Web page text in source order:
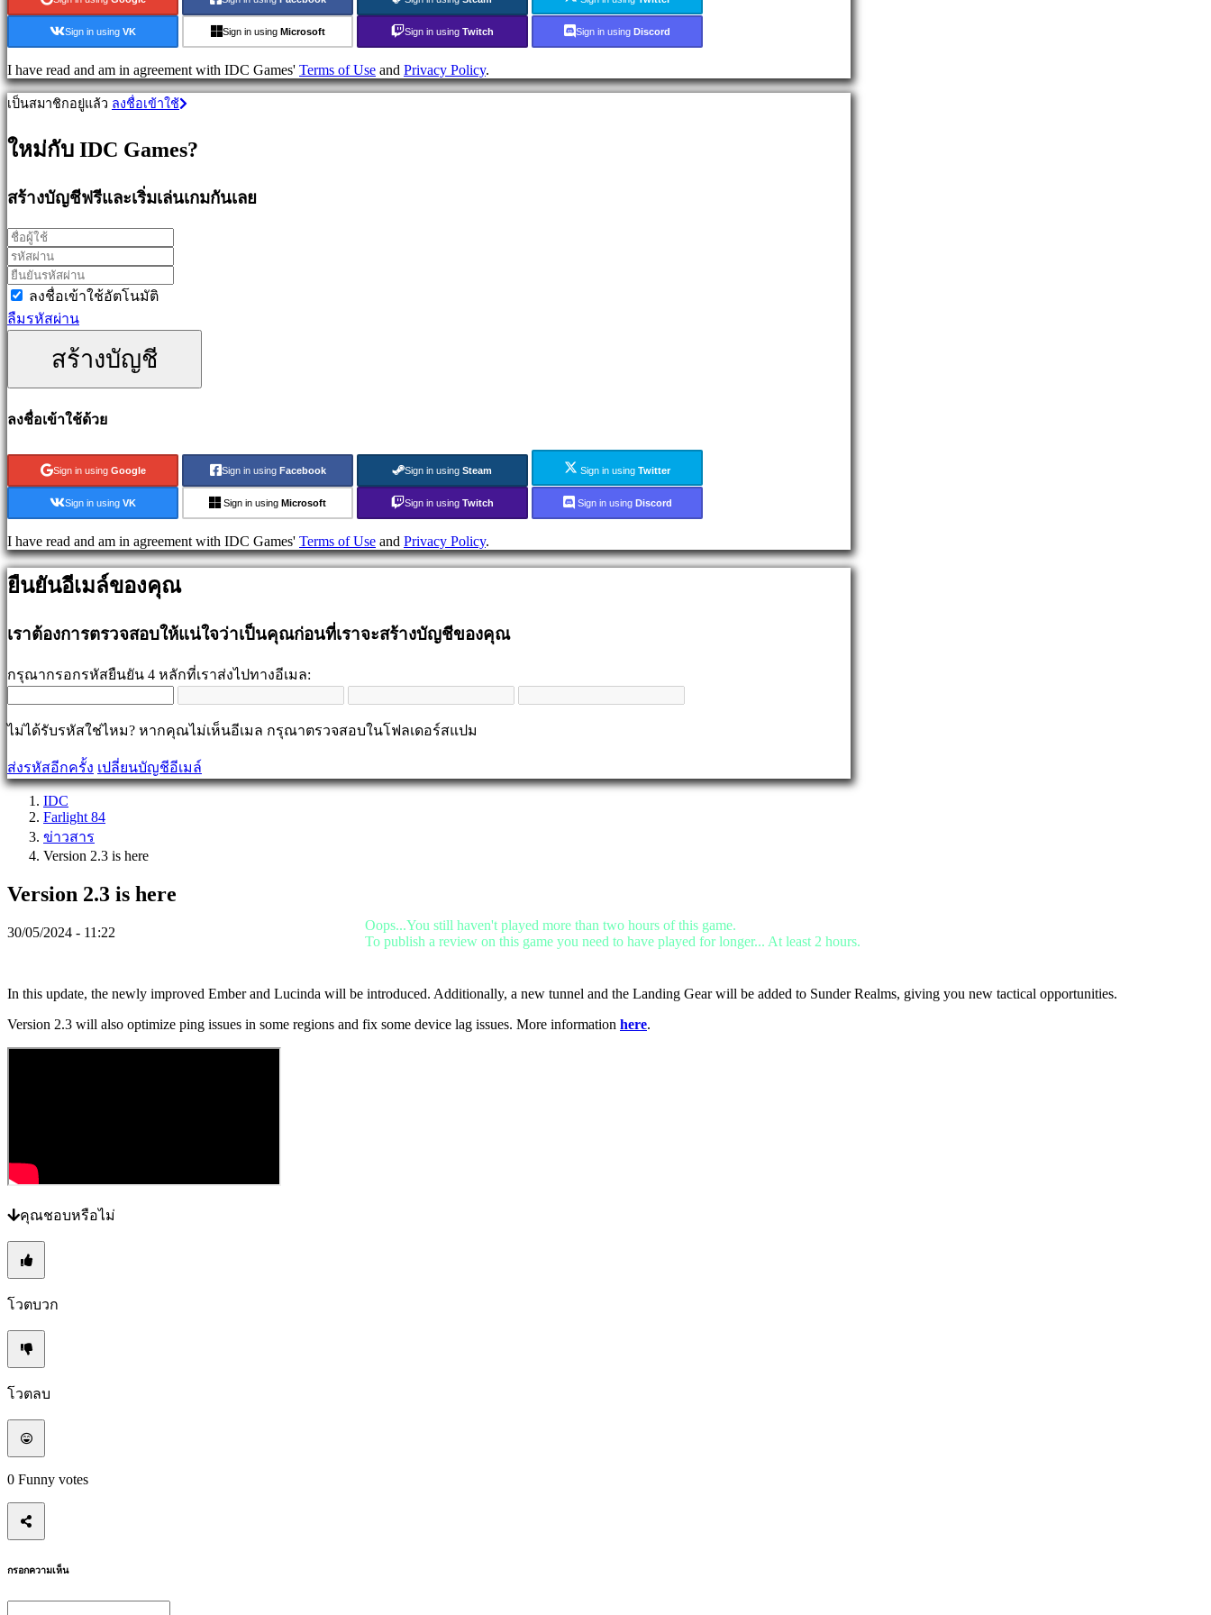
วางแผน
เกม
ผจญ
ภัย
เกม
เกม
เกม
กีฬา
เกม
ยิง
Racing
Casual
games
Indie
Simulation
games
Puzzle
Fighting
games
เด
โม่
ชุมชน
รายการ
เกม
ข่าวสาร
มีเดีย
ฟ
อรั่ม
IDC
Gifts
IDC
Plays
ช่วย
เหลือ
FAQ
ลง
ทะเบียน
รหัส
ผ่าน
เปลี่ยน
ภาษา
AR
BS
DA
EL
ES
IT
JA
NL
PL
RO
Sign in using VK Sign in using Microsoft Sign in using Twitch Sign in using Discord
I have read and am in agreement with IDC Games' Terms of Use and Privacy Policy.
เป็นสมาชิกอยู่แล้ว ลงชื่อเข้าใช้
ใหม่กับ IDC Games?
สร้างบัญชีฟรีและเริ่มเล่นเกมกันเลย
ลงชื่อเข้าใช้อัตโนมัติ
ลืมรหัสผ่าน
สร้างบัญชี
ลงชื่อเข้าใช้ด้วย
Sign in using Google Sign in using Facebook Sign in using Steam Sign in using Twitter
Sign in using VK Sign in using Microsoft Sign in using Twitch Sign in using Discord
I have read and am in agreement with IDC Games' Terms of Use and Privacy Policy.
ยืนยันอีเมล์ของคุณ
เราต้องการตรวจสอบให้แน่ใจว่าเป็นคุณก่อนที่เราจะสร้างบัญชีของคุณ
กรุณากรอกรหัสยืนยัน 4 หลักที่เราส่งไปทางอีเมล:
ไม่ได้รับรหัสใช่ไหม? หากคุณไม่เห็นอีเมล กรุณาตรวจสอบในโฟลเดอร์สแปม
ส่งรหัสอีกครั้ง เปลี่ยนบัญชีอีเมล์
IDC
Farlight 84
ข่าวสาร
Version 2.3 is here
Version 2.3 is here
30/05/2024 - 11:22
In this update, the newly improved Ember and Lucinda will be introduced. Additionally, a new tunnel and the Landing Gear will be added to Sunder Realms, giving you new tactical opportunities.
Version 2.3 will also optimize ping issues in some regions and fix some device lag issues. More information here.
คุณชอบหรือไม่
โวตบวก
โวตลบ
0 Funny votes
กรอกความเห็น
Oops...You still haven't played more than two hours of this game.
To publish a review on this game you need to have played for longer... At least 2 hours.